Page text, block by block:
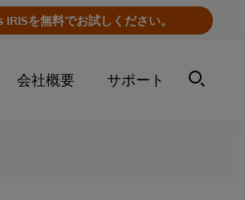
を無料でお試しください。
会社概要 サポート